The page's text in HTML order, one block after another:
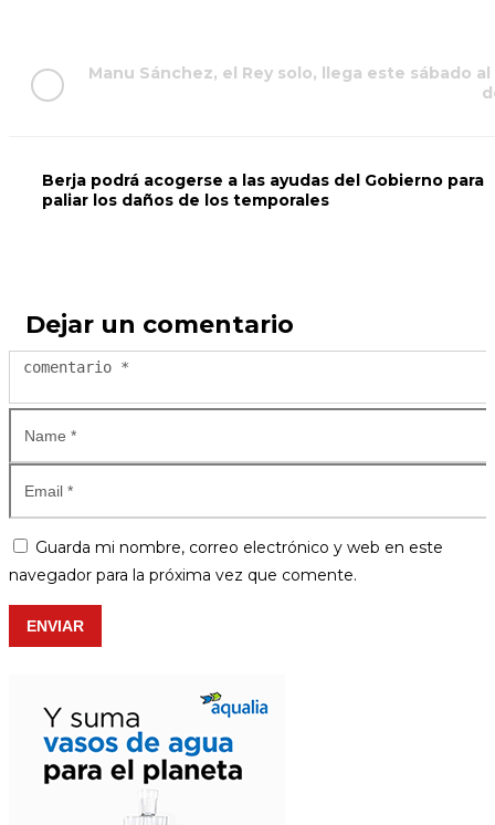
Manu Sánchez, el Rey solo, llega este sábado
Berja podrá acogerse a las ayudas del Gobierno para
paliar los daños de los temporales
Dejar un comentario
Guarda mi nombre, correo electrónico y web en este
navegador para la próxima vez que comente.
ENVIAR